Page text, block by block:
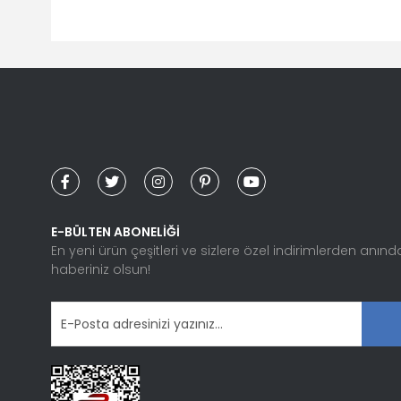
Görüş ve önerileriniz için teşekkür ederiz.
Ürün fiyatı diğer sitelerden daha pahalı.
E-BÜLTEN ABONELİĞİ
En yeni ürün çeşitleri ve sizlere özel indirimlerden
haberiniz olsun!